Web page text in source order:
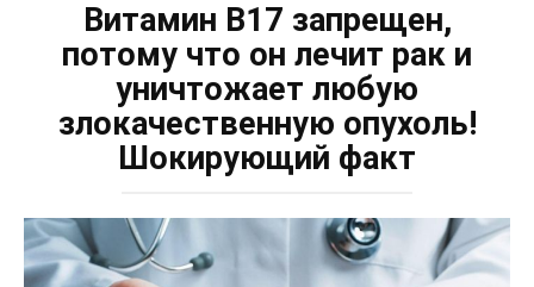
Витамин B17 запрещен,
потому что он лечит рак и
уничтожает любую
злокачественную опухоль!
Шокирующий факт